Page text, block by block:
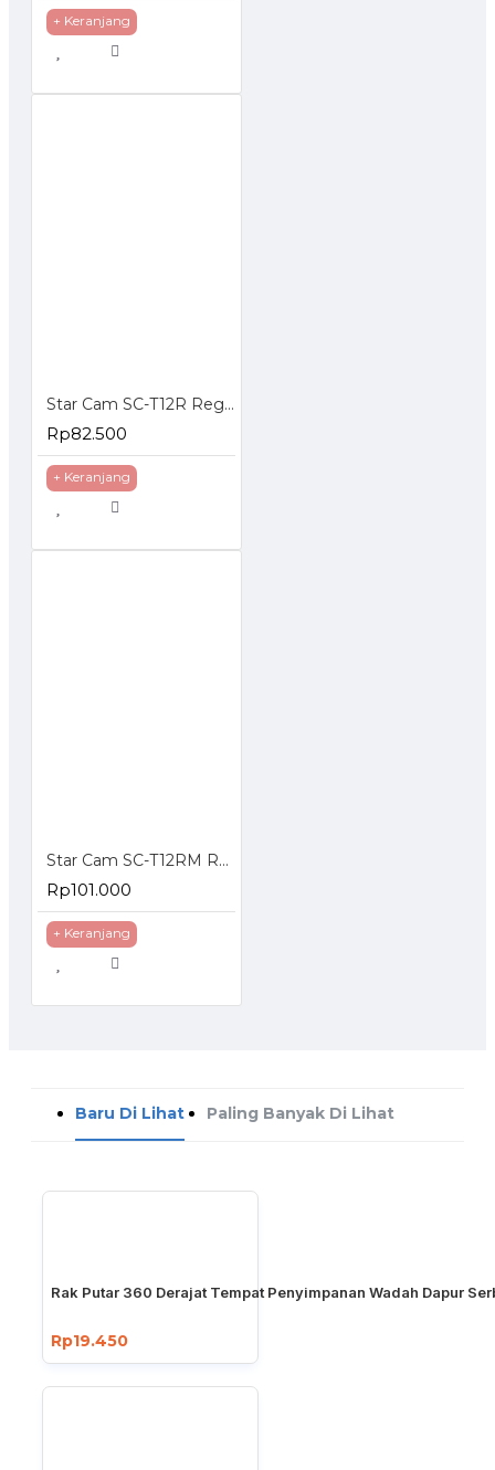
+ Keranjang
Star Cam SC-T12R Regulator Gas Tekanan Rendah
Rp82.500
+ Keranjang
Star Cam SC-T12RM Regulator Gas dengan Meteran
Rp101.000
+ Keranjang
Baru Di Lihat Paling Banyak Di Lihat
Rak Putar 360 Derajat Tempat Penyimpanan Wadah Dapur
Rp19.450